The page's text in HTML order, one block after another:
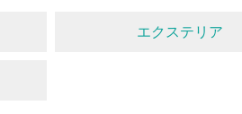
エクステリア